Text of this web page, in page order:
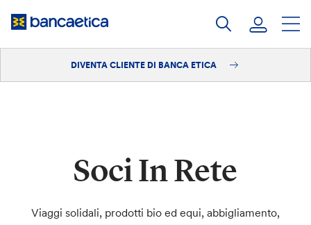
DIVENTA CLIENTE DI BANCA ETICA
Soci In Rete
Viaggi solidali, prodotti bio ed equi, abbigliamento,